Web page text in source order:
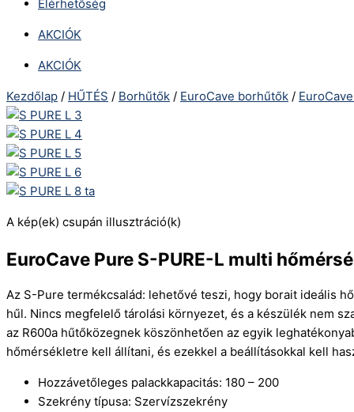
Elérhetőség
AKCIÓK
AKCIÓK
Kezdőlap / HŰTÉS / Borhűtők / EuroCave borhűtők /
A kép(ek) csupán illusztráció(k)
EuroCave Pure S-PURE-L multi
Az S-Pure termékcsalád: lehetővé teszi, hogy borait ideális
hűl. Nincs megfelelő tárolási környezet, és a készülék nem
az R600a hűtőközegnek köszönhetően az egyik
hőmérsékletre kell állítani, és ezekkel a beállításokkal kell
Hozzávetőleges palackkapacitás: 180 – 200
Szekrény típusa: Szervízszekrény